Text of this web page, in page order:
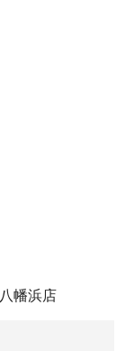
幡浜店